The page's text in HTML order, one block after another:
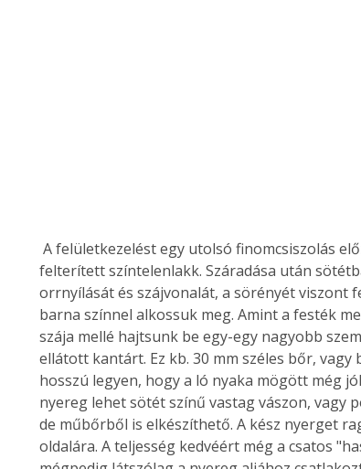
A Laptapiron elérhetők az
Ezermester, az Ezermester
Extra és az Ezermester Old
Timer lapszámai,
visszamenőleg is! A Laptapir új,
innovatív, praktikus és egyedi
megoldás a nyomtatott
magazinok digitális olvasására
számítógépen, okostelefonon
vagy táblagépen. Kényelmesen
az otthonában, útközben vagy
Bővebb
Együtt jobban megéri! A
könyvek tetszőleges
párosítással
áron, 0 Ft postaköltséggel
megrendelhetők!
A felületkezelést egy utolsó finomcsiszolás előzze meg, majd jöhet a két vékony rétegben
felterített színtelenlakk. Száradása után
orrnyílását és szájvonalát, a sörényét viszont
barna színnel alkossuk meg. Amint a festék
szája mellé hajtsunk be egy-egy nagyobb
ellátott kantárt. Ez kb. 30 mm széles bőr,
hosszú legyen, hogy a ló nyaka mögött még
nyereg lehet sötét színű vastag vászon, vagy
de műbőrből is elkészíthető. A kész nyerget
oldalára. A teljesség kedvéért még a csatos